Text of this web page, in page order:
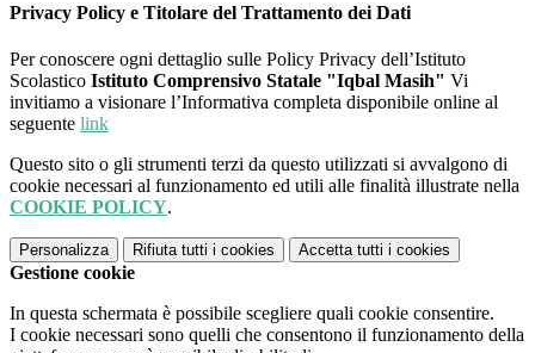
Privacy Policy e Titolare del Trattamento dei Dati
Per conoscere ogni dettaglio sulle Policy Privacy dell’Istituto
Scolastico Istituto Comprensivo Statale "Iqbal Masih" Vi
invitiamo a visionare l’Informativa completa disponibile online al
seguente link
Questo sito o gli strumenti terzi da questo utilizzati si avvalgono di
cookie necessari al funzionamento ed utili alle finalità illustrate nella
COOKIE POLICY.
Personalizza Rifiuta tutti i cookies Accetta tutti i cookies
Gestione cookie
In questa schermata è possibile scegliere quali cookie consentire.
I cookie necessari sono quelli che consentono il funzionamento della